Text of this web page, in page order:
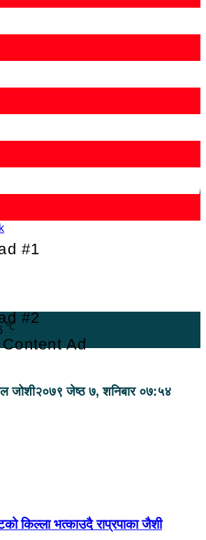
℃
#1
#2
Ad
जोशी२०७९ जेष्ठ ७, शनिबार ०७:५४
किल्ला भत्काउदै राप्रपाका जैशी